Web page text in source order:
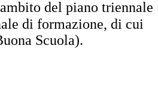
del piano triennale
di formazione, di cui
Scuola).